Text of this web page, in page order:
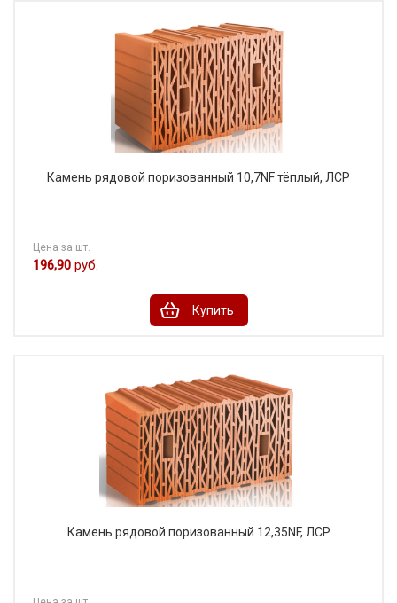
Камень рядовой поризованный 10,7NF тёплый, ЛСР
Цена за шт.
196,90 руб.
Купить
Камень рядовой поризованный 12,35NF, ЛСР